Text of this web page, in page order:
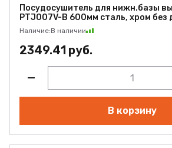
Посудосушитель для нижн.базы
PTJ007V-B 600мм сталь, хром без
Наличие:В наличии
2349.41 руб.
В корзину